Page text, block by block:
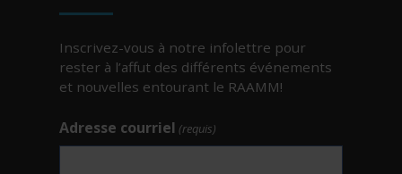
Inscrivez-vous à notre infolettre pour
rester à l’affut des différents événements
et nouvelles entourant le RAAMM!
Adresse courriel (requis)